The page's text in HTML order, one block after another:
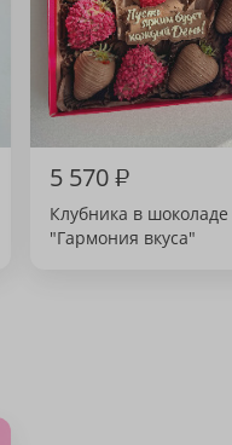
5 570₽
Клубника в шоколаде
"Гармония вкуса"